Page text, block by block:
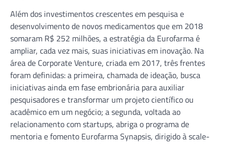
Além dos investimentos crescentes em pesquisa e
desenvolvimento de novos medicamentos que em 2018
somaram R$ 252 milhões, a estratégia da Eurofarma é
ampliar, cada vez mais, suas iniciativas em inovação. Na
área de Corporate Venture, criada em 2017, três frentes
foram definidas: a primeira, chamada de ideação, busca
iniciativas ainda em fase embrionária para auxiliar
pesquisadores e transformar um projeto científico ou
acadêmico em um negócio; a segunda, voltada ao
relacionamento com startups, abriga o programa de
mentoria e fomento Eurofarma Synapsis, dirigido à scale-